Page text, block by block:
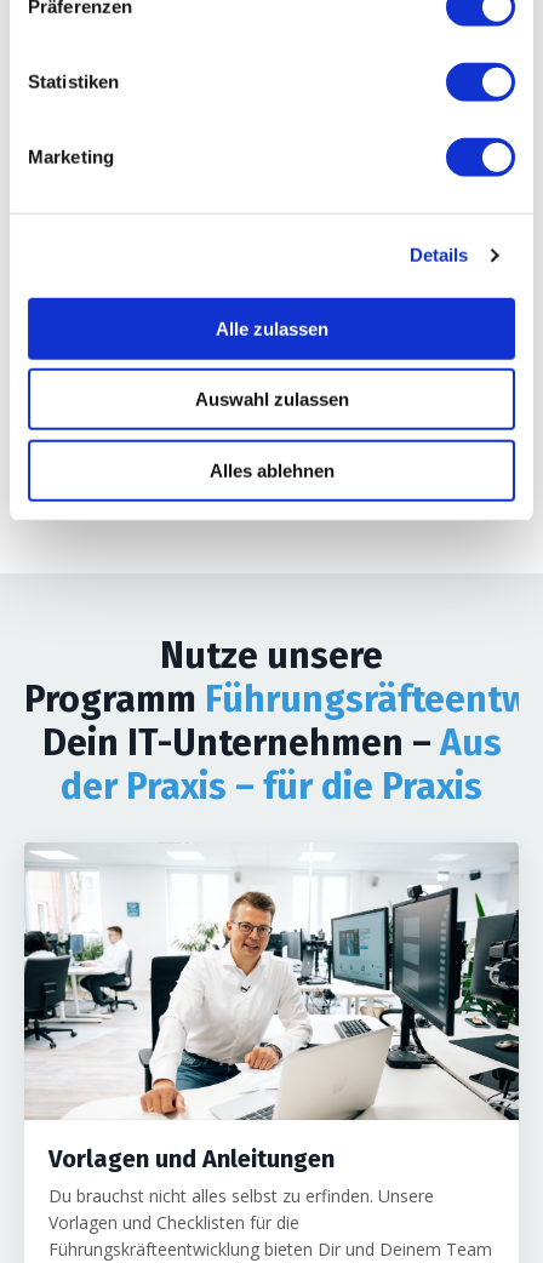
unsererDatenschutzerklärung
Präferenzen
Statistiken
Marketing
Details
Alle zulassen
Auswahl zulassen
Alles ablehnen
Tagesgeschäft
Nutzung regelmäßiger Meetings zur
Abstimmung und Planung
Fokus auf langfristige Ziele und
Wachstumsstrategien
Nutze unsere
Programm
Dein IT-Unternehmen –Aus
der Praxis – für die Praxis
Vorlagen und Anleitungen
Du brauchst nicht alles selbst zu erfinden. Unsere
Vorlagen und Checklisten für die
Führungskräfteentwicklung bieten Dir und Deinem Team